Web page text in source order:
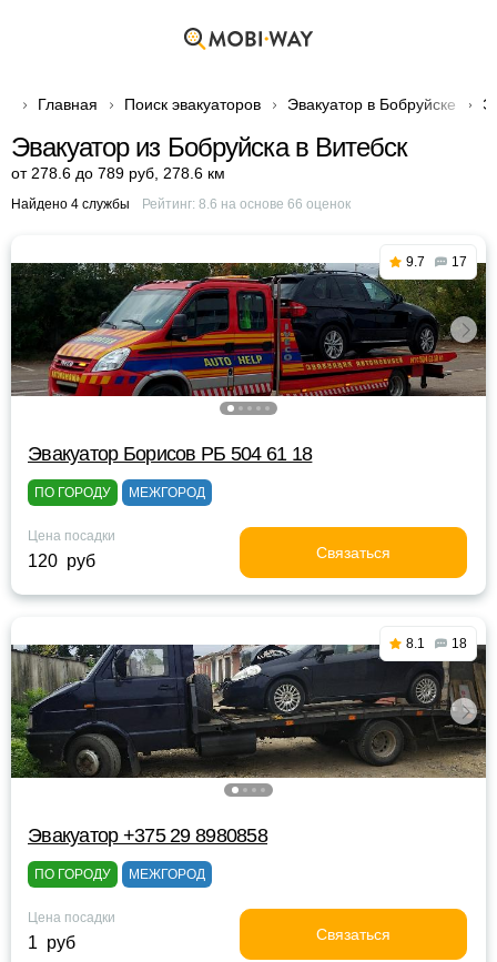
Главная Поиск эвакуаторов Эвакуатор в Бобруйске
Эвакуатор из Бобруйска в Витебск
от 278.6 до 789 руб 278.6 км
Найдено 4 службы Рейтинг: 8.6 на основе 66 оценок
9.7 17
Эвакуатор Борисов РБ 504 61 18
ПО ГОРОДУ МЕЖГОРОД
Цена посадки
120 руб Связаться
8.1 18
Эвакуатор +375 29 8980858
ПО ГОРОДУ МЕЖГОРОД
Цена посадки
1 руб Связаться